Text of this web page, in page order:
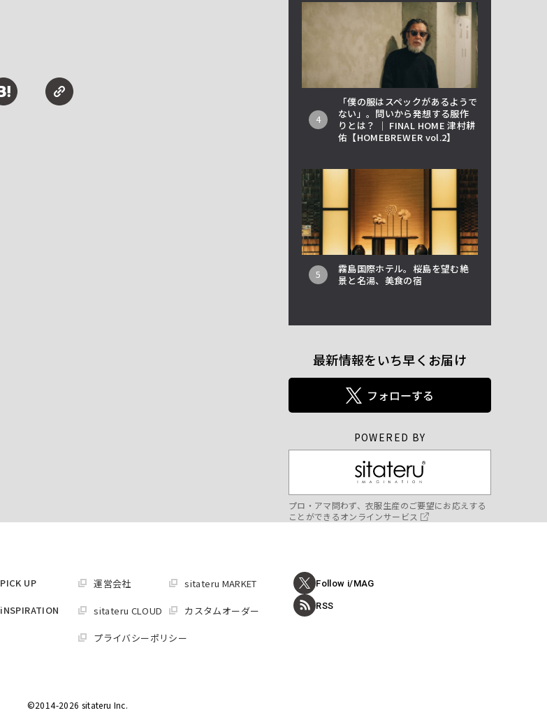
4
「僕の服はスペックがあるようで
ない」。問いから発想する服作
りとは？ │ FINAL HOME 津村耕
佑【HOMEBREWER vol.2】
5
霧島国際ホテル。桜島を望む絶
景と名湯、美食の宿
最新情報をいち早くお届け
POWERED BY
プロ・アマ問わず、衣服生産のご要望にお応えする
ことができるオンラインサービス
Follow i/MAG
RSS
PICK UP
iNSPIRATION
運営会社 sitateru MARKET
sitateru CLOUD カスタムオーダー
プライバシーポリシー
©2014-2026 sitateru Inc.